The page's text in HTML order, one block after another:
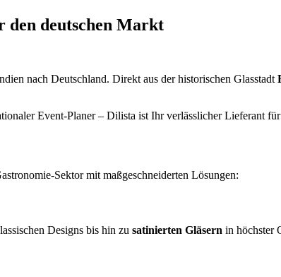
den deutschen Markt
nach Deutschland. Direkt aus der historischen Glasstadt
Event-Planer – Dilista ist Ihr verlässlicher Lieferant für
Sektor mit maßgeschneiderten Lösungen:
Designs bis hin zu satinierten Gläsern in höchster